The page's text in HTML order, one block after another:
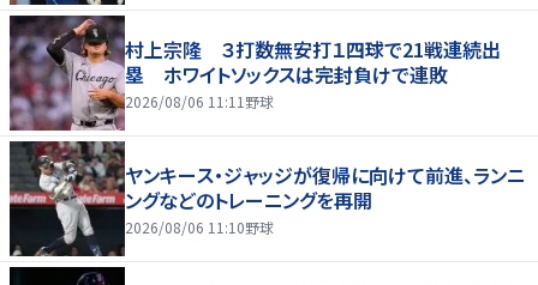
村上宗隆 ３打数無安打１四球で21戦連続出
塁 ホワイトソックスは完封負けで連敗
2026/08/06 11:11 野球
ヤンキース・ジャッジが復帰に向けて前進、ランニ
ングなどのトレーニングを再開
2026/08/06 11:10野球